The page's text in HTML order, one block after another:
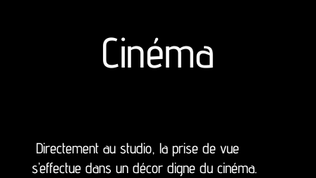
Cinéma
Directement au studio, la prise de vue
s’effectue dans un décor digne du cinéma.